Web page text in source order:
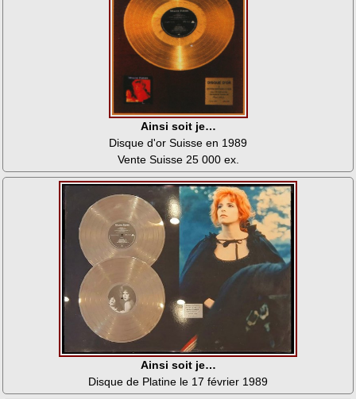
Ainsi soit je…
Disque d'or Suisse en 1989
Vente Suisse 25 000 ex.
Ainsi soit je…
Disque de Platine le 17 février 1989